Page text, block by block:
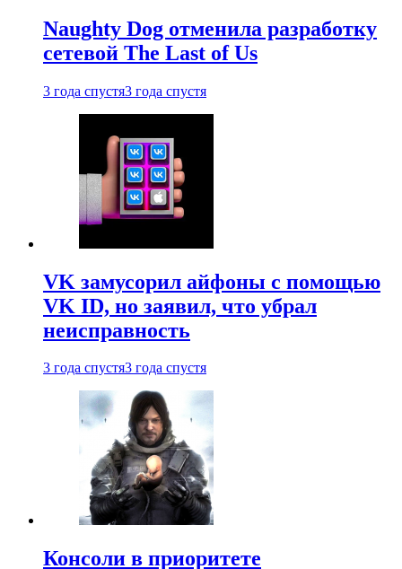
Naughty Dog отменила разработку
сетевой The Last of Us
3 года спустя3 года спустя
VK замусорил айфоны с помощью
VK ID, но заявил, что убрал
неисправность
3 года спустя3 года спустя
Консоли в приоритете